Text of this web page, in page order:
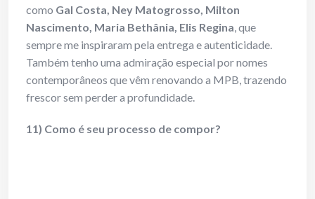
como Gal Costa, Ney Matogrosso, Milton
Nascimento, Maria Bethânia, Elis Regina, que
sempre me inspiraram pela entrega e autenticidade.
Também tenho uma admiração especial por nomes
contemporâneos que vêm renovando a MPB, trazendo
frescor sem perder a profundidade.
11) Como é seu processo de compor?